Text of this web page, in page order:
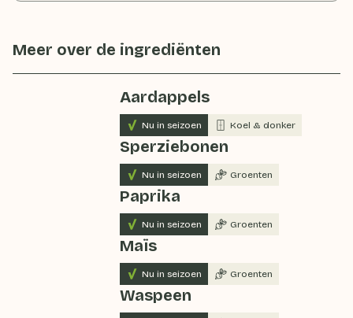
Meer over de ingrediënten
Aardappels
Nu in seizoen Koel & donker
Sperziebonen
Nu in seizoen Groenten
Paprika
Nu in seizoen Groenten
Maïs
Nu in seizoen Groenten
Waspeen